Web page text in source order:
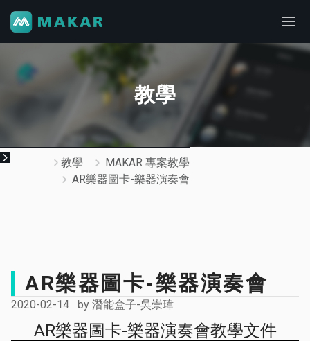
教學
教學
MAKAR 專案教學
AR樂器圖卡-樂器演奏會
AR樂器圖卡-樂器演奏會
2020-02-14 by 潛能盒子-吳崇瑋
AR樂器圖卡-樂器演奏會教學文件